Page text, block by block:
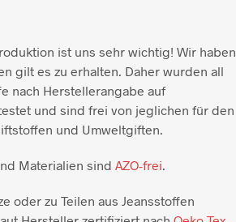
ist uns sehr wichtig! Wir haben
gilt es zu erhalten. Daher wurden all
nach Herstellerangabe auf
und sind frei von jeglichen für den
und Umweltgiften.
Materialien sindAZO-frei.
oder zu Teilen aus Jeansstoffen